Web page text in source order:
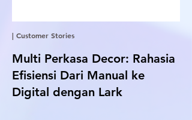
| Customer Stories
Multi Perkasa Decor: Rahasia
Efisiensi Dari Manual ke
Digital dengan Lark